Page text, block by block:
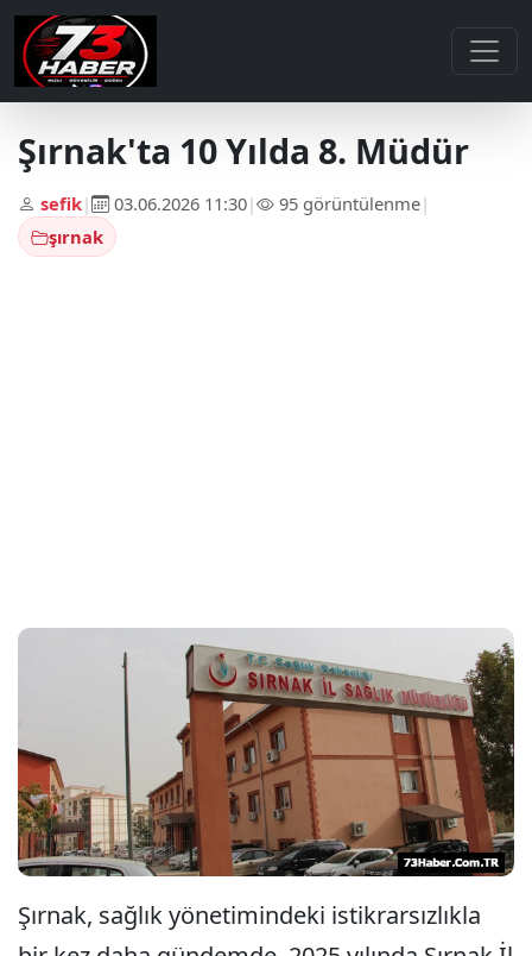
Şırnak'ta 10 Yılda 8. Müdür
sefik| 03.06.2026 11:30| 95 görüntülenme|
şırnak
Şırnak, sağlık yönetimindeki istikrarsızlıkla